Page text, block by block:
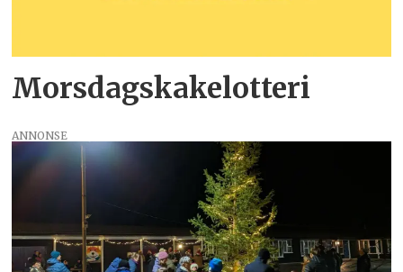
Morsdagskake­lotteri
ANNONSE